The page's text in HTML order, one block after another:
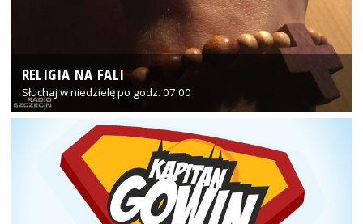
RELIGIA NA FALI
Słuchaj w niedzielę po godz. 07:00